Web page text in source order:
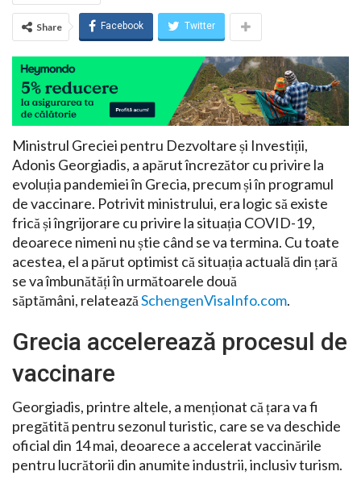
Share Facebook Twitter
Ministrul Greciei pentru Dezvoltare și Investiții,
Adonis Georgiadis, a apărut încrezător cu privire la
evoluția pandemiei în Grecia, precum și în programul
de vaccinare. Potrivit ministrului, era logic să existe
frică și îngrijorare cu privire la situația COVID-19,
deoarece nimeni nu știe când se va termina. Cu toate
acestea, el a părut optimist că situația actuală din țară
se va îmbunătăți în următoarele două
săptămâni, relateazăSchengenVisaInfo.com.
Grecia accelerează procesul de
vaccinare
Georgiadis, printre altele, a menționat că țara va fi
pregătită pentru sezonul turistic, care se va deschide
oficial din 14 mai, deoarece a accelerat vaccinările
pentru lucrătorii din anumite industrii, inclusiv turism.